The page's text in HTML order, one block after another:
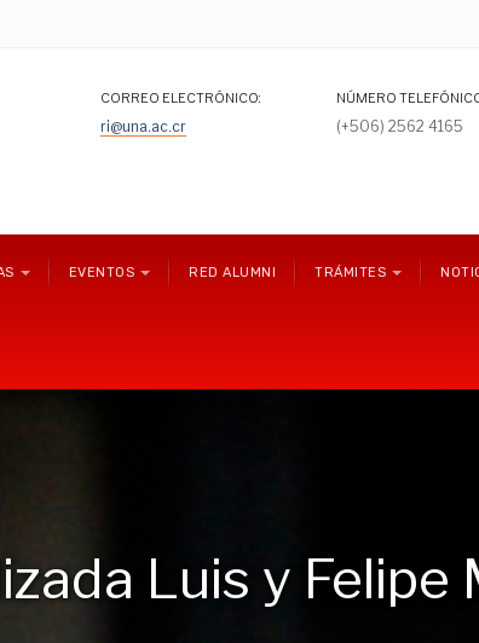
CORREO ELECTRÓNICO:
ri@una.ac.cr
NÚMERO
(+506) 2562 4165
EVENTOS RED ALUMNI TRÁMITES
Luis y Felipe